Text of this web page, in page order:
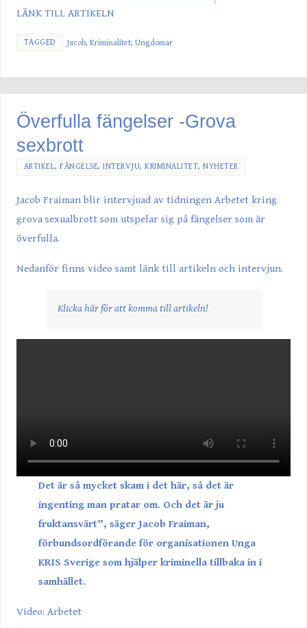
LÄNK TILL ARTIKELN
TAGGED Jacob, Kriminalitet, Ungdomar
Överfulla fängelser -Grova
sexbrott
ARTIKEL,FÄNGELSE,INTERVJU,KRIMINALITET,NYHETER
Jacob Fraiman blir intervjuad av tidningen Arbetet kring
grova sexualbrott som utspelar sig på fängelser som är
överfulla.
Nedanför finns video samt länk till artikeln och intervjun.
Klicka här för att komma till artikeln!
Det är så mycket skam i det här, så det är
ingenting man pratar om. Och det är ju
fruktansvärt”, säger Jacob Fraiman,
förbundsordförande för organisationen Unga
KRIS Sverige som hjälper kriminella tillbaka in i
samhället.
Video: Arbetet